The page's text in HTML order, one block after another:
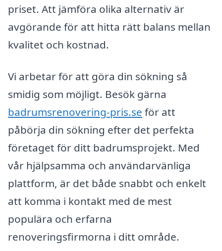
priset. Att jämföra olika alternativ är
avgörande för att hitta rätt balans mellan
kvalitet och kostnad.
Vi arbetar för att göra din sökning så
smidig som möjligt. Besök gärna
badrumsrenovering-pris.se för att
påbörja din sökning efter det perfekta
företaget för ditt badrumsprojekt. Med
vår hjälpsamma och användarvänliga
plattform, är det både snabbt och enkelt
att komma i kontakt med de mest
populära och erfarna
renoveringsfirmorna i ditt område.